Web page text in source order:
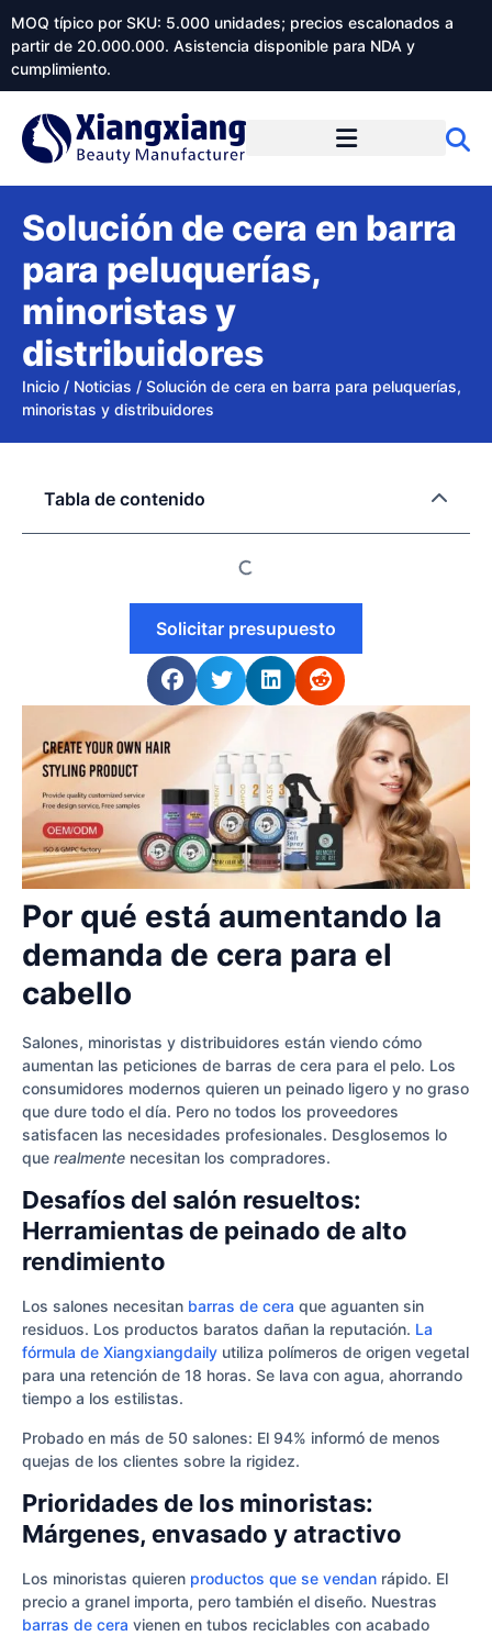
MOQ típico por SKU: 5.000 unidades; precios escalonados a
partir de 20.000.000. Asistencia disponible para NDA y
cumplimiento.
Solución de cera en barra
para peluquerías,
minoristas y
distribuidores
Inicio / Noticias / Solución de cera en barra para peluquerías,
minoristas y distribuidores
Por qué está aumentando la
demanda de cera para el
cabello
Salones, minoristas y distribuidores están viendo cómo
aumentan las peticiones de barras de cera para el pelo. Los
consumidores modernos quieren un peinado ligero y no graso
que dure todo el día. Pero no todos los proveedores
satisfacen las necesidades profesionales. Desglosemos lo
que realmente necesitan los compradores.
Desafíos del salón resueltos:
Herramientas de peinado de alto
rendimiento
Los salones necesitan barras de cera que aguanten sin
residuos. Los productos baratos dañan la reputación. La
fórmula de Xiangxiangdaily utiliza polímeros de origen vegetal
para una retención de 18 horas. Se lava con agua, ahorrando
tiempo a los estilistas.
Probado en más de 50 salones: El 94% informó de menos
quejas de los clientes sobre la rigidez.
Prioridades de los minoristas:
Márgenes, envasado y atractivo
Los minoristas quieren productos que se vendan rápido. El
precio a granel importa, pero también el diseño. Nuestras
barras de cera vienen en tubos reciclables con acabado
Tabla de contenido
Solicitar presupuesto